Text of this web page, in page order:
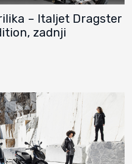
– Italjet Dragster
zadnji